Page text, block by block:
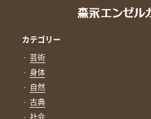
カテゴリー
芸術
身体
自然
古典
社会